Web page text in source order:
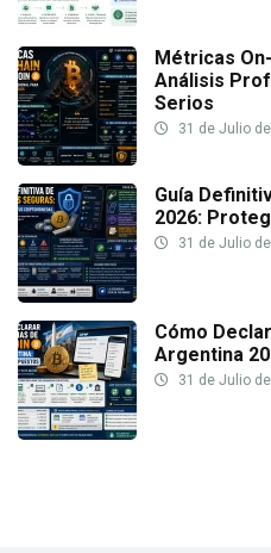
Métricas
Análisis
Serios
31 de Julio
Guía
2026:
31 de Julio
Cómo
Argentina
31 de Julio